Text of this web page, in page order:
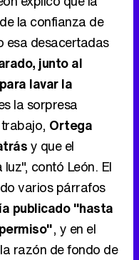
la confianza de
esa desacertadas
junto al
lavar la
la sorpresa
Ortega
y que el
contó León. El
varios párrafos
publicado "hasta
, y en el
razón de fondo de